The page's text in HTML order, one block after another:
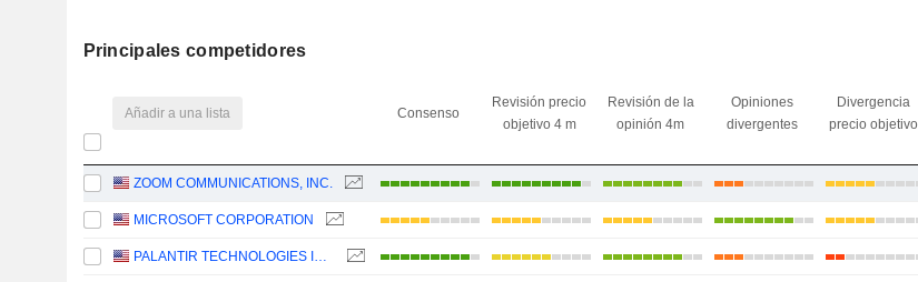
Principales competidores
Añadir a una lista Consenso
Revisión precio
objetivo 4 m
Revisión de la
opinión 4m
Opiniones
divergentes
Divergencia
precio objetivo
ZOOM COMMUNICATIONS, INC.
MICROSOFT CORPORATION
PALANTIR TECHNOLOGIES INC.